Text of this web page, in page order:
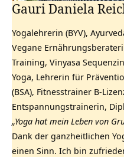
Gauri Daniela
Yogalehrerin (BYV),
Vegane
Training, Vinyasa
Yoga, Lehrerin für
(BSA), Fitnesstrainer B-
Entspannungstrainerin,
„Yoga hat mein Leben von
Dank der ganzheitlichen
einen Sinn. Ich bin